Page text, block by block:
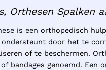
Pols
Schouder
Werk en
Orthesen Spalken
is een orthopedisch
ondersteunt door het te
of te beschermen.
bandages genoemd. Een